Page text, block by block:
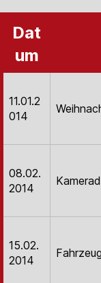
Dat
um
11.01.2
014
08.02.
2014
15.02.
2014